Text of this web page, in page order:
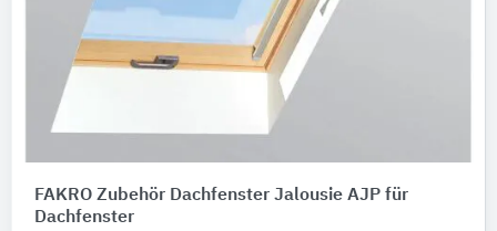
FAKRO Zubehör Dachfenster Jalousie AJP für
Dachfenster